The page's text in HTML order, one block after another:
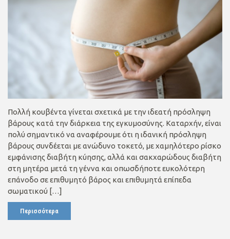
Πολλή κουβέντα γίνεται σχετικά με την ιδεατή πρόσληψη
βάρους κατά την διάρκεια της εγκυμοσύνης. Καταρχήν, είναι
πολύ σημαντικό να αναφέρουμε ότι η ιδανική πρόσληψη
βάρους συνδέεται με ανώδυνο τοκετό, με χαμηλότερο ρίσκο
εμφάνισης διαβήτη κύησης, αλλά και σακχαρώδους διαβήτη
στη μητέρα μετά τη γέννα και οπωσδήποτε ευκολότερη
επάνοδο σε επιθυμητό βάρος και επιθυμητά επίπεδα
σωματικού […]
Περισσότερα